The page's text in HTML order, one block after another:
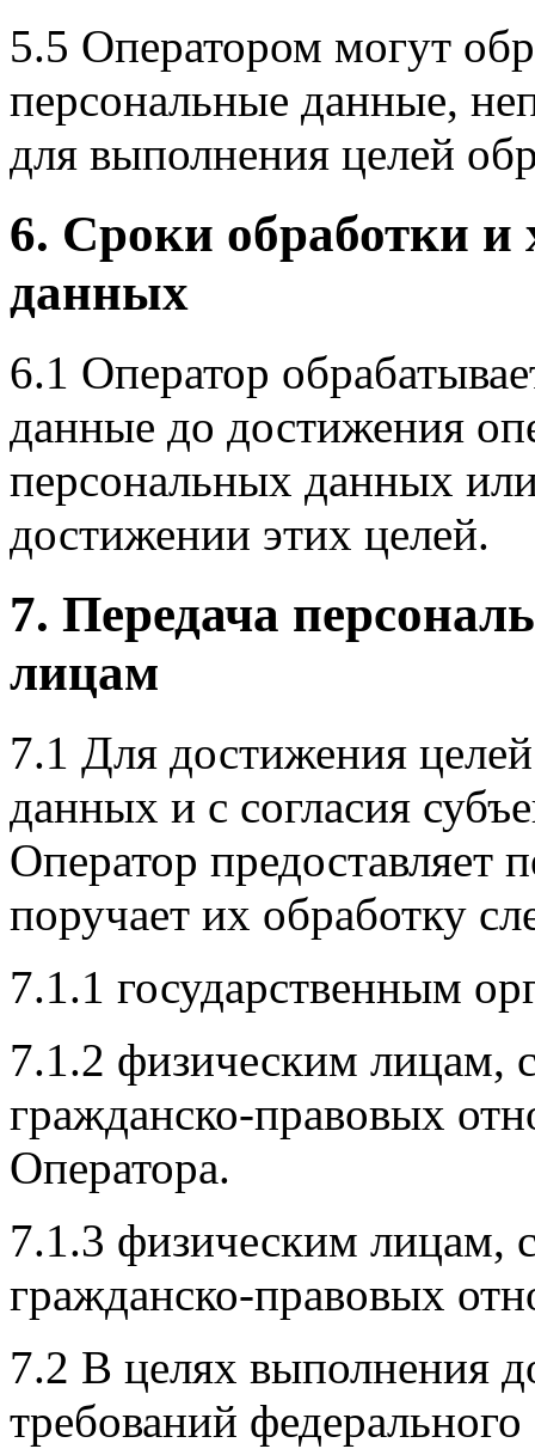
5.5 Оператором могут
персональные данные,
для выполнения целей
6. Сроки обработки
данных
6.1 Оператор
данные до достижения
персональных данных
достижении этих целей.
7. Передача
лицам
7.1 Для достижения
данных и с согласия
Оператор предоставляет
поручает их обработку
7.1.1 государственным
7.1.2 физическим лицам,
гражданско-правовых
Оператора.
7.1.3 физическим лицам,
гражданско-правовых
7.2 В целях выполнения
требований